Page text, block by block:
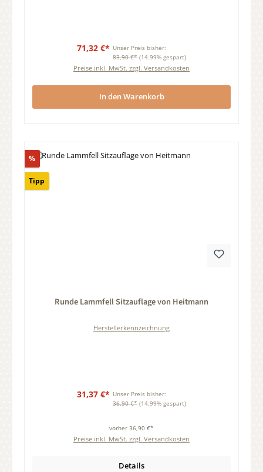
71,32 €* Unser Preis bisher:
83,90 €* (14.99% gespart)
Preise inkl. MwSt. zzgl. Versandkosten
In den Warenkorb
%Rabatt
Tipp
Runde Lammfell Sitzauflage von Heitmann
Herstellerkennzeichnung
31,37 €* Unser Preis bisher:
36,90 €* (14.99% gespart)
vorher 36,90 €*
Preise inkl. MwSt. zzgl. Versandkosten
Details